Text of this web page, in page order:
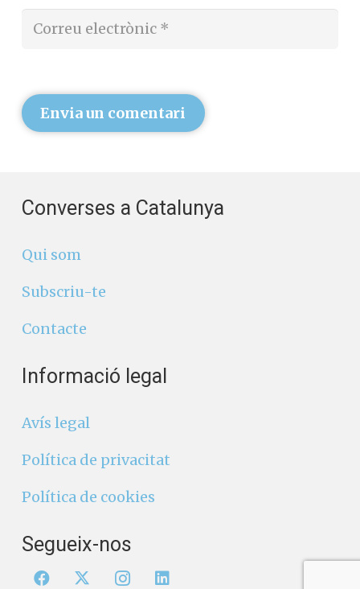
Envia un comentari
Converses a Catalunya
Qui som
Subscriu-te
Contacte
Informació legal
Avís legal
Política de privacitat
Política de cookies
Segueix-nos